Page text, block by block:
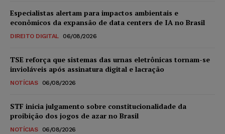
Especialistas alertam para impactos ambientais e
econômicos da expansão de data centers de IA no Brasil
DIREITO DIGITAL 06/08/2026
TSE reforça que sistemas das urnas eletrônicas tornam-se
invioláveis após assinatura digital e lacração
NOTÍCIAS 06/08/2026
STF inicia julgamento sobre constitucionalidade da
proibição dos jogos de azar no Brasil
NOTÍCIAS 06/08/2026